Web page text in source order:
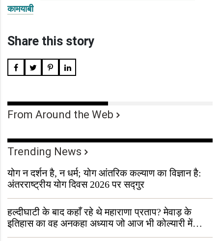
कामयाबी
Share this story
From Around the Web
Trending News
योग न दर्शन है, न धर्म; योग आंतरिक कल्याण का विज्ञान है:
अंतरराष्ट्रीय योग दिवस 2026 पर सद्गुर
हल्दीघाटी के बाद कहाँ रहे थे महाराणा प्रताप? मेवाड़ के
इतिहास का वह अनकहा अध्याय जो आज भी कोल्यारी में
जीवित है